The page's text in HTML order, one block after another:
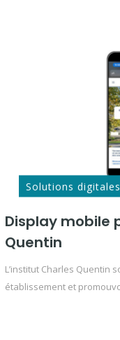
Solutions digitales
Display mobile
Quentin
L’institut Charles Quentin
établissement et